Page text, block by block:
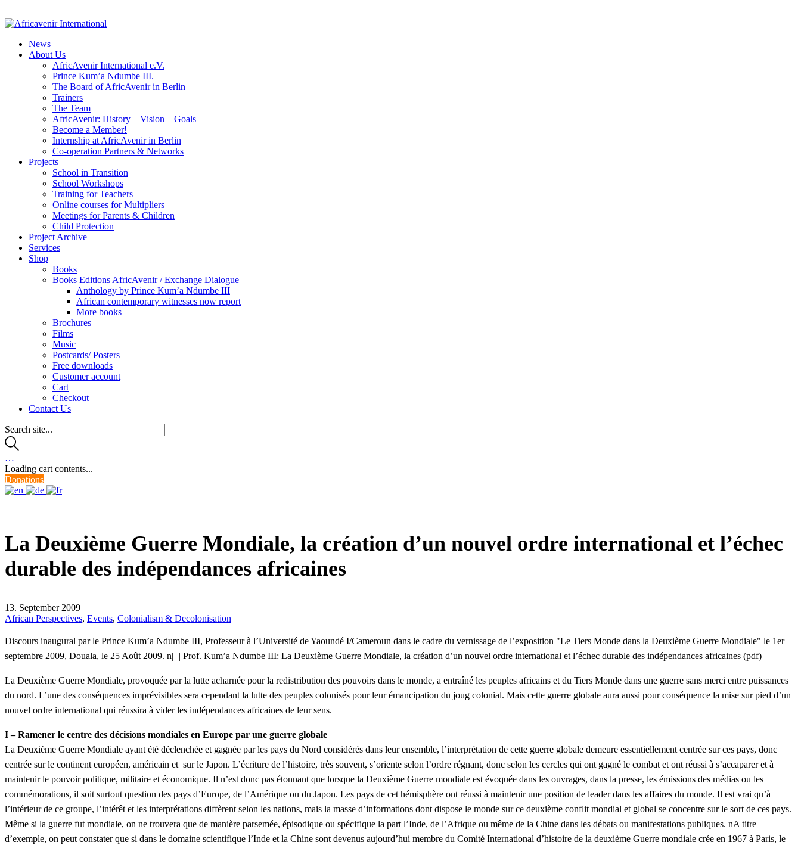
News
About Us
AfricAvenir International e.V.
Prince Kum’a Ndumbe III.
The Board of AfricAvenir in Berlin
Trainers
The Team
AfricAvenir: History – Vision – Goals
Become a Member!
Internship at AfricAvenir in Berlin
Co-operation Partners & Networks
Projects
School in Transition
School Workshops
Training for Teachers
Online courses for Multipliers
Meetings for Parents & Children
Child Protection
Project Archive
Services
Shop
Books
Books Editions AfricAvenir / Exchange Dialogue
Anthology by Prince Kum’a Ndumbe III
African contemporary witnesses now report
More books
Brochures
Films
Music
Postcards/ Posters
Free downloads
Customer account
Cart
Checkout
Contact Us
Search site...
…
Loading cart contents...
Donations
La Deuxième Guerre Mondiale, la création d’un nouvel ordre international et l’échec
durable des indépendances africaines
13. September 2009
African Perspectives, Events, Colonialism & Decolonisation
Discours inaugural par le Prince Kum’a Ndumbe III, Professeur à l’Université de Yaoundé I/Cameroun dans le cadre du vernissage de l’exposition "Le Tiers Monde dans la Deuxième Guerre Mondiale" le 1er
septembre 2009, Douala, le 25 Août 2009. n|+| Prof. Kum’a Ndumbe III: La Deuxième Guerre Mondiale, la création d’un nouvel ordre international et l’échec durable des indépendances africaines (pdf)
La Deuxième Guerre Mondiale, provoquée par la lutte acharnée pour la redistribution des pouvoirs dans le monde, a entraîné les peuples africains et du Tiers Monde dans une guerre sans merci entre puissances
du nord. L’une des conséquences imprévisibles sera cependant la lutte des peuples colonisés pour leur émancipation du joug colonial. Mais cette guerre globale aura aussi pour conséquence la mise sur pied d’un
nouvel ordre international qui réussira à vider les indépendances africaines de leur sens.
I – Ramener le centre des décisions mondiales en Europe par une guerre globale
La Deuxième Guerre Mondiale ayant été déclenchée et gagnée par les pays du Nord considérés dans leur ensemble, l’interprétation de cette guerre globale demeure essentiellement centrée sur ces pays, donc
centrée sur le continent européen, américain et sur le Japon. L’écriture de l’histoire, très souvent, s’oriente selon l’ordre régnant, donc selon les cercles qui ont gagné le combat et ont réussi à s’accaparer et à
maintenir le pouvoir politique, militaire et économique. Il n’est donc pas étonnant que lorsque la Deuxième Guerre mondiale est évoquée dans les ouvrages, dans la presse, les émissions des médias ou les
commémorations, il soit surtout question des pays d’Europe, de l’Amérique ou du Japon. Les pays de cet hémisphère ont réussi à maintenir une position de leader dans les affaires du monde. Il est vrai qu’à
l’intérieur de ce groupe, l’intérêt et les interprétations diffèrent selon les nations, mais la masse d’informations dont dispose le monde sur ce deuxième conflit mondial et global se concentre sur le sort de ces pays.
Même si la guerre fut mondiale, on ne trouvera que de manière parsemée, épisodique ou spécifique la part l’Inde, de l’Afrique ou même de la Chine dans les débats ou manifestations publiques. nA titre
d’exemple, on peut constater que si dans le domaine scientifique l’Inde et la Chine sont devenus aujourd’hui membre du Comité International d’histoire de la deuxième Guerre mondiale crée en 1967 à Paris, le